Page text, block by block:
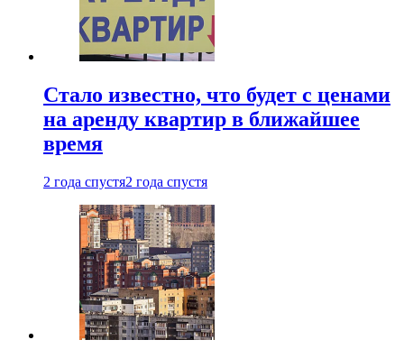
Стало известно, что будет с ценами
на аренду квартир в ближайшее
время
2 года спустя2 года спустя